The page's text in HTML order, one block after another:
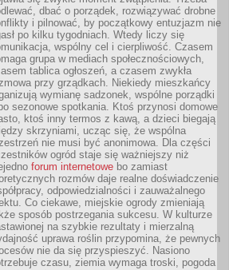
dbać o porządek, rozwiązywać drobne
i pilnować, by początkowy entuzjazm nie
po kilku tygodniach. Wtedy liczy się
wspólny cel i cierpliwość. Czasem
grupa w mediach społecznościowych,
tablica ogłoszeń, a czasem zwykła
przy grządkach. Niekiedy mieszkańcy
wymianę sadzonek, wspólne porządki
sezonowe spotkania. Ktoś przynosi domowe
ktoś inny termos z kawą, a dzieci biegają
skrzyniami, ucząc się, że wspólna
nie musi być anonimowa. Dla części
ogród staje się ważniejszy niż
forum internetowe bo zamiast
rozmów daje realne doświadczenie
odpowiedzialności i zauważalnego
Co ciekawe, miejskie ogrody zmieniają
sposób postrzegania sukcesu. W kulturze
na szybkie rezultaty i mierzalną
uprawa roślin przypomina, że pewnych
nie da się przyspieszyć. Nasiono
czasu, ziemia wymaga troski, pogoda